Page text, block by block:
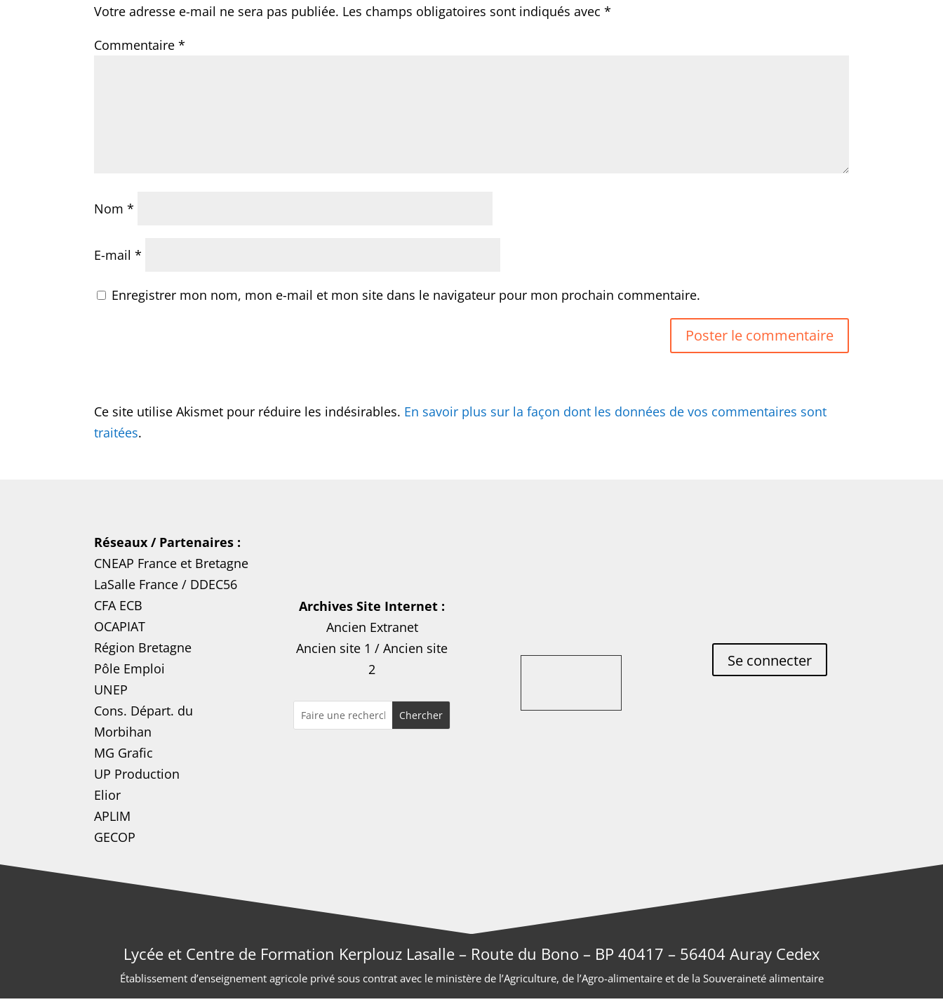
Votre adresse e-mail ne sera pas publiée. Les champs obligatoires sont indiqués avec*
Commentaire*
Nom*
E-mail*
Enregistrer mon nom, mon e-mail et mon site dans le navigateur pour mon prochain commentaire.
Ce site utilise Akismet pour réduire les indésirables. En savoir plus sur la façon dont les données de vos commentaires sont
traitées.
Réseaux / Partenaires :
CNEAP France et Bretagne
LaSalle France / DDEC56
CFA ECB
OCAPIAT
Région Bretagne
Pôle Emploi
UNEP
Cons. Départ. du
Morbihan
MG Grafic
UP Production
Elior
APLIM
GECOP
Archives Site Internet :
Ancien Extranet
Ancien site 1 /Ancien site
2
Se connecter
Lycée et Centre de Formation Kerplouz Lasalle – Route du Bono – BP 40417 – 56404 Auray Cedex
Établissement d’enseignement agricole privé sous contrat avec le ministère de l’Agriculture, de l’Agro-alimentaire et de la Souveraineté alimentaire